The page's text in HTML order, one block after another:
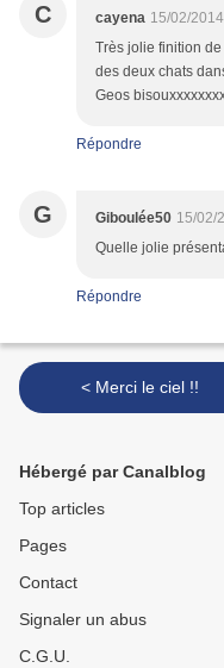
C cayena 15/02/
Très jolie finition
des deux chats
Geos
Répondre
G Giboulée50 15/02/
Quelle jolie
Répondre
< Merci le ciel !!
Hébergé par Canalblog
Top articles
Pages
Contact
Signaler un abus
C.G.U.